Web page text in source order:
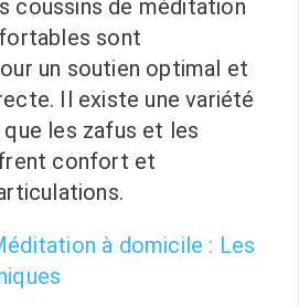
coussins de méditation
sont
un soutien optimal et
Il existe une variété
les zafus et les
confort et
à domicile : Les